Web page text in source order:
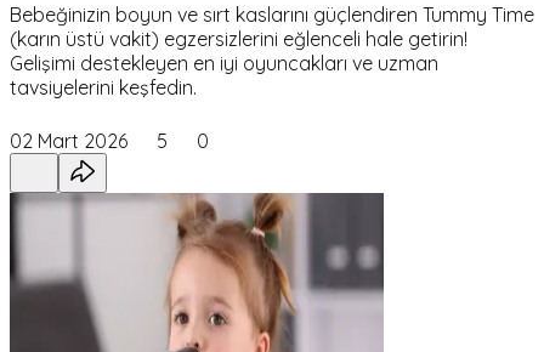
Bebeğinizin boyun ve sırt kaslarını güçlendiren Tummy Time
(karın üstü vakit) egzersizlerini eğlenceli hale getirin!
Gelişimi destekleyen en iyi oyuncakları ve uzman
tavsiyelerini keşfedin.
02 Mart 2026 5 0